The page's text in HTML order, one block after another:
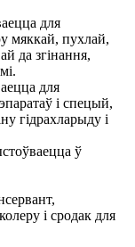
для
мяккай, пухлай,
да згінання,
для
і спецый,
гідрахларыду і
ў
і сродак для